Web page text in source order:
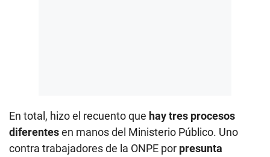
En total, hizo el recuento que hay tres procesos
diferentesen manos del Ministerio Público. Uno
contra trabajadores de la ONPE por presunta